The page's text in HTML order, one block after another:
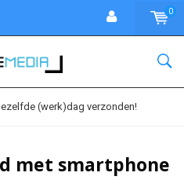
0
(werk)dag verzonden!
met smartphone